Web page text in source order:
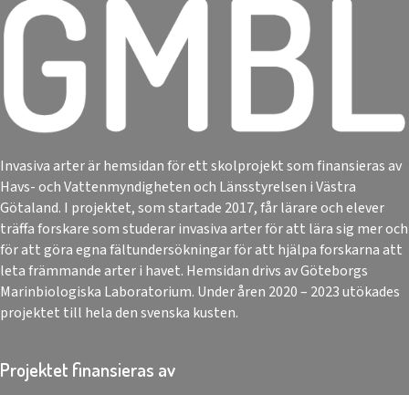
Invasiva arter är hemsidan för ett skolprojekt som finansieras av
Havs- och Vattenmyndigheten och Länsstyrelsen i Västra
Götaland. I projektet, som startade 2017, får lärare och elever
träffa forskare som studerar invasiva arter för att lära sig mer och
för att göra egna fältundersökningar för att hjälpa forskarna att
leta främmande arter i havet. Hemsidan drivs av Göteborgs
Marinbiologiska Laboratorium. Under åren 2020 – 2023 utökades
projektet till hela den svenska kusten.
Projektet finansieras av